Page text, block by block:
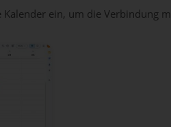
Kalender ein, um die Verbindung